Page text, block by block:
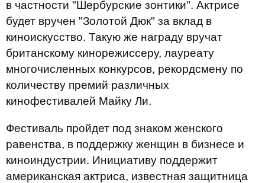
в частности "Шербурские зонтики". Актрисе
будет вручен "Золотой Дюк" за вклад в
киноискусство. Такую же награду вручат
британскому кинорежиссеру, лауреату
многочисленных конкурсов, рекордсмену по
количеству премий различных
кинофестивалей Майку Ли.
Фестиваль пройдет под знаком женского
равенства, в поддержку женщин в бизнесе и
киноиндустрии. Инициативу поддержит
американская актриса, известная защитница